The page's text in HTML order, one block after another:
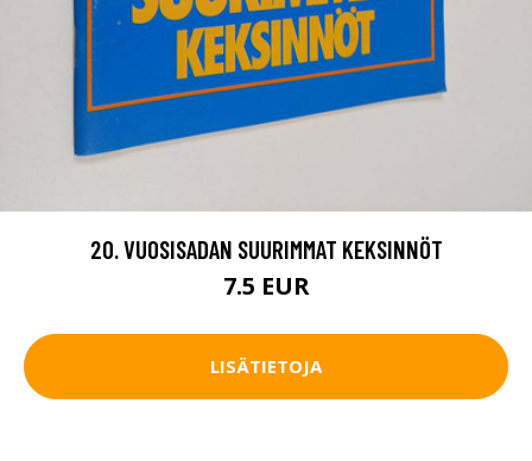
20. VUOSISADAN SUURIMMAT KEKSINNÖT
7.5 EUR
LISÄTIETOJA